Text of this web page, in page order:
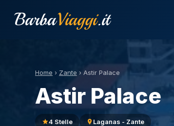
BarbaViaggi.it
Home › Zante › Astir Palace
Astir Palace
4 Stelle Laganas - Zante